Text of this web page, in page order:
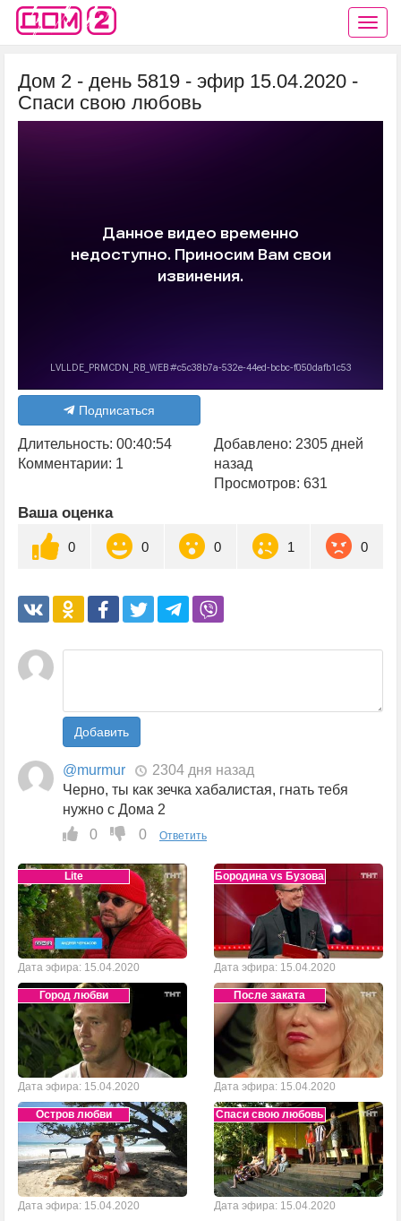
Дом 2 - день 5819 - эфир 15.04.2020 -
Спаси свою любовь
Подписаться
Длительность: 00:40:54
Комментарии: 1
Добавлено: 2305 дней
назад
Просмотров: 631
Ваша оценка
0 0 0 1 0
Добавить
@murmur
2304 дня назад
Черно, ты как зечка хабалистая, гнать тебя
нужно с Дома 2
0
0 Ответить
Lite
Дата эфира: 15.04.2020
Бородина vs Бузова
Дата эфира: 15.04.2020
Город любви
Дата эфира: 15.04.2020
После заката
Дата эфира: 15.04.2020
Остров любви
Дата эфира: 15.04.2020
Спаси свою любовь
Дата эфира: 15.04.2020